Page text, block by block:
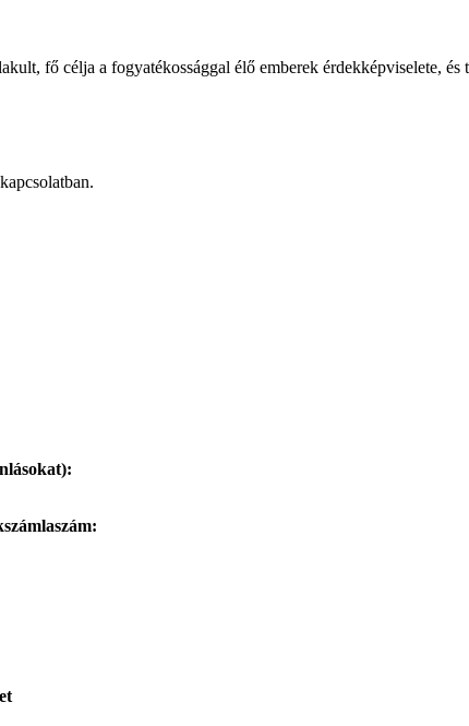
fő célja a fogyatékossággal élő emberek érdekképviselete, és